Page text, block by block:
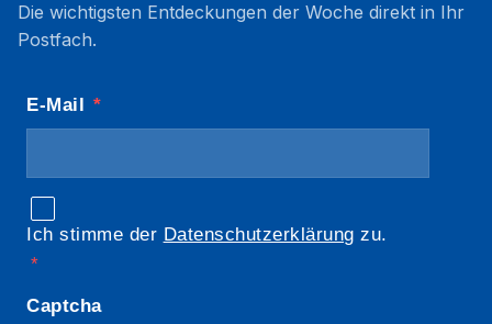
Die wichtigsten Entdeckungen der Woche direkt in Ihr
Postfach.